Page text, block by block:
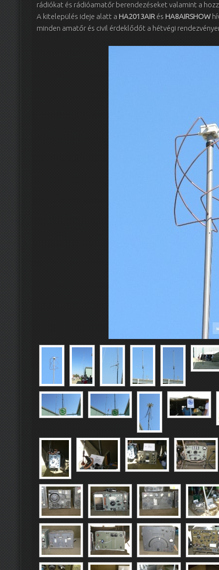
rádiókat és rádióamatőr berendezéseket valamint a
A kitelepülés ideje alatt a HA2013AIR és HA8AIRSHOW
minden amatőr és civil érdeklődőt a hétvégi